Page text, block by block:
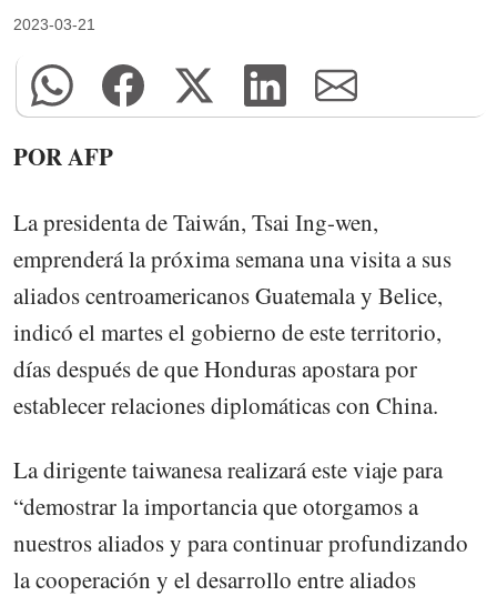
2023-03-21
POR AFP
La presidenta de Taiwán, Tsai Ing-wen,
emprenderá la próxima semana una visita a sus
aliados centroamericanos Guatemala y Belice,
indicó el martes el gobierno de este territorio,
días después de que Honduras apostara por
establecer relaciones diplomáticas con China.
La dirigente taiwanesa realizará este viaje para
“demostrar la importancia que otorgamos a
nuestros aliados y para continuar profundizando
la cooperación y el desarrollo entre aliados